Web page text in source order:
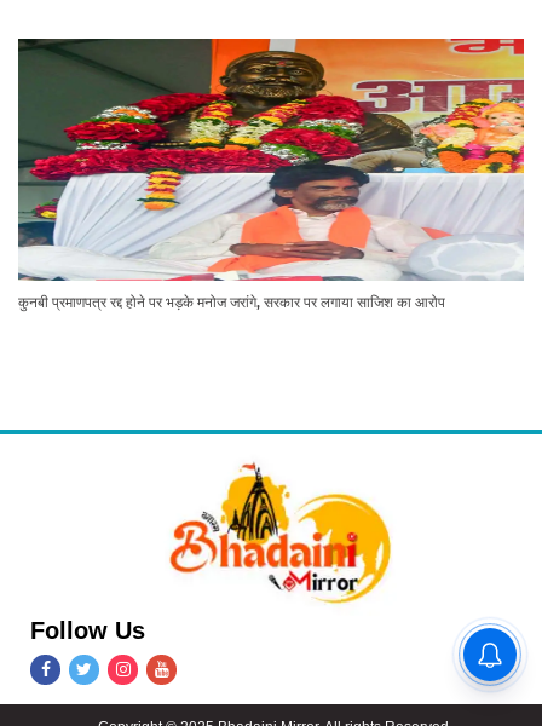
कुनबी प्रमाणपत्र रद्द होने पर भड़के मनोज जरांगे, सरकार पर लगाया साजिश का आरोप
Follow Us